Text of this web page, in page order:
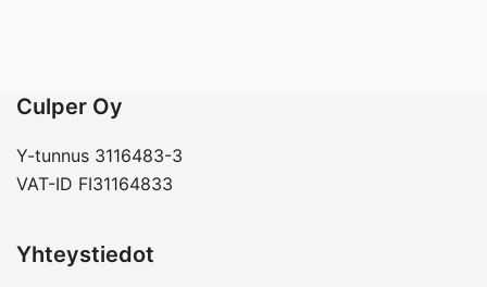
Culper Oy
Y-tunnus 3116483-3
VAT-ID FI31164833
Yhteystiedot